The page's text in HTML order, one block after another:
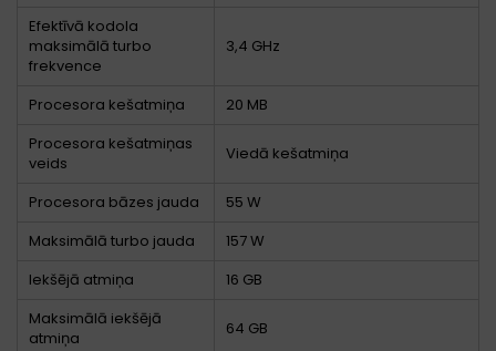
Efektīvā kodola
maksimālā turbo
frekvence
3,4 GHz
Procesora kešatmiņa
20 MB
Procesora kešatmiņas
veids
Viedā kešatmiņa
Procesora bāzes jauda
55 W
Maksimālā turbo jauda
157 W
Iekšējā atmiņa
16 GB
Maksimālā iekšējā
atmiņa
64 GB